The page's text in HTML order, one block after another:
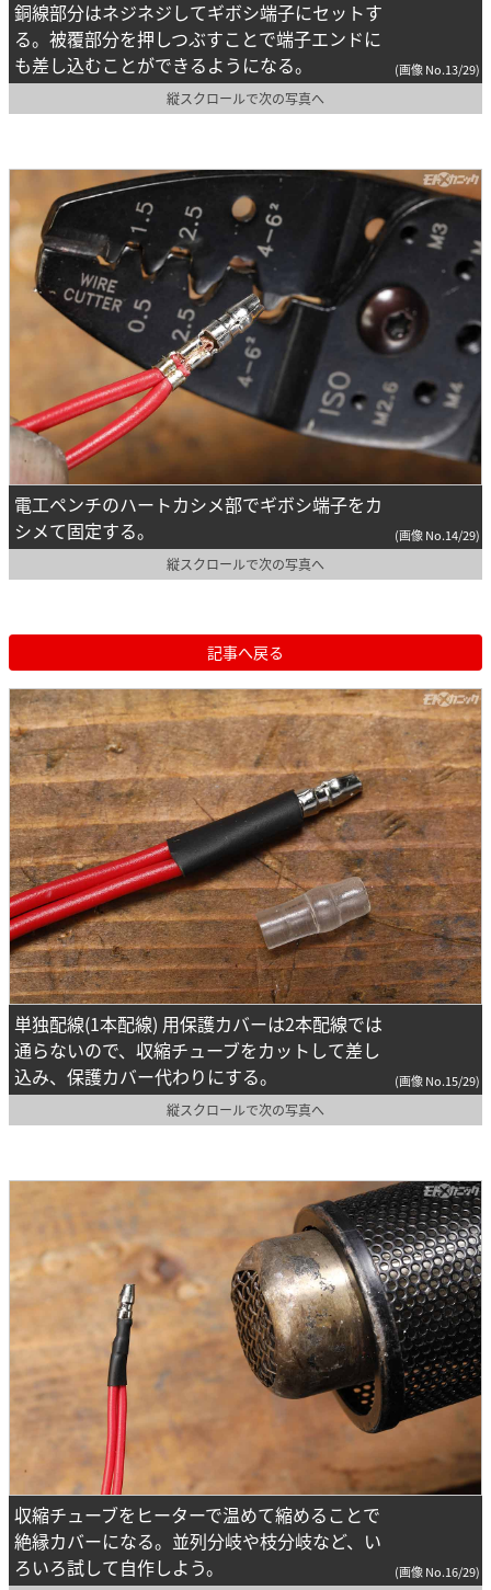
銅線部分はネジネジしてギボシ端子にセットす
る。被覆部分を押しつぶすことで端子エンドに
も差し込むことができるようになる。
(画像 No.13/29)
縦スクロールで次の写真へ
電工ペンチのハートカシメ部でギボシ端子をカ
シメて固定する。
(画像 No.14/29)
縦スクロールで次の写真へ
記事へ戻る
単独配線(1本配線) 用保護カバーは2本配線では
通らないので、収縮チューブをカットして差し
込み、保護カバー代わりにする。
(画像 No.15/29)
縦スクロールで次の写真へ
収縮チューブをヒーターで温めて縮めることで
絶縁カバーになる。並列分岐や枝分岐など、い
ろいろ試して自作しよう。
(画像 No.16/29)